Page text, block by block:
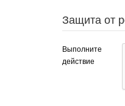
Защита от
Выполните
действие